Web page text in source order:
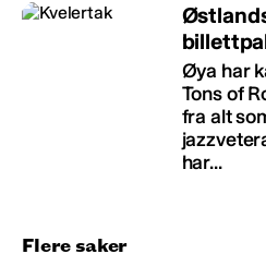
Øya har
Tons of
fra alt
har...
Flere saker